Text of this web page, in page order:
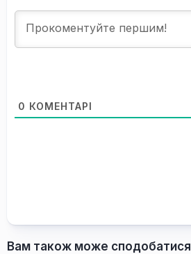
0 КОМЕНТАРІ
Вам також може сподобатися